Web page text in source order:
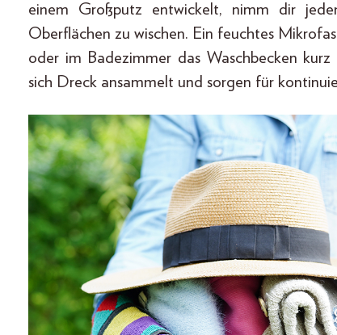
einem Großputz entwickelt, nimm dir
Oberflächen zu wischen. Ein feuchtes
oder im Badezimmer das Waschbecken
sich Dreck ansammelt und sorgen für